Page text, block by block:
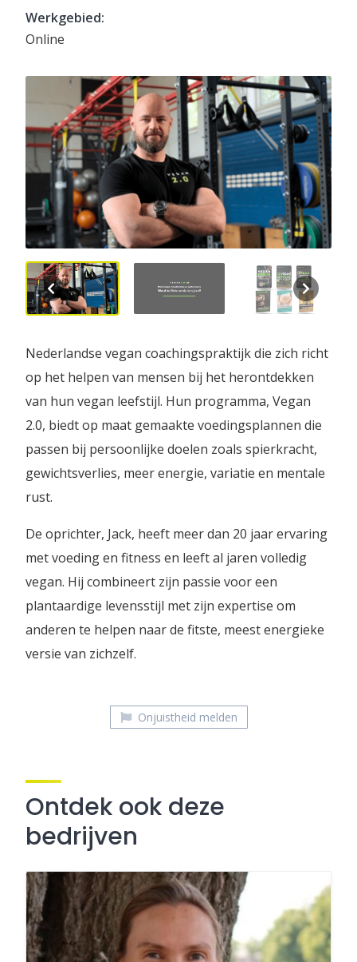
Werkgebied:
Online
Nederlandse vegan coachingspraktijk die zich richt
op het helpen van mensen bij het herontdekken
van hun vegan leefstijl. Hun programma, Vegan
2.0, biedt op maat gemaakte voedingsplannen die
passen bij persoonlijke doelen zoals spierkracht,
gewichtsverlies, meer energie, variatie en mentale
rust.
De oprichter, Jack, heeft meer dan 20 jaar ervaring
met voeding en fitness en leeft al jaren volledig
vegan. Hij combineert zijn passie voor een
plantaardige levensstijl met zijn expertise om
anderen te helpen naar de fitste, meest energieke
versie van zichzelf.
Onjuistheid melden
Ontdek ook deze
bedrijven